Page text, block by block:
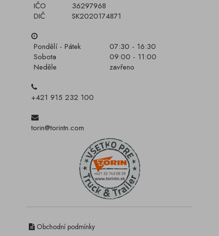
IČO
36297968
DIČ
SK2020174871
Pondělí - Pátek
07:30 - 16:30
Sobota
09:00 - 11:00
Neděle
zavřeno
+421 915 232 100
torin@torintn.com
Obchodní podmínky